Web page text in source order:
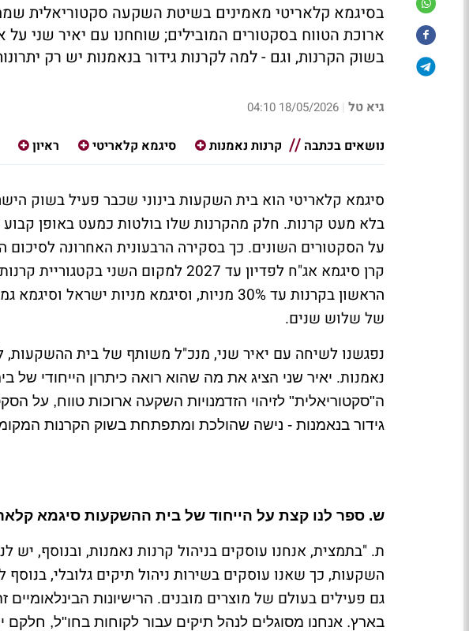
בסיגמא קלאריטי מאמינים בשיטת השקעה סקטוריאלית
ארוכת הטווח בסקטורים המובילים; שוחחנו עם יאיר שני
בשוק הקרנות, וגם - למה לקרנות גידור בנאמנות יש רק
גיא טל |
18/05/2026 04:10
נושאים בכתבה
קרנות נאמנות סיגמא קלאריטי ראיון
סיגמא קלאריטי הוא בית השקעות בינוני שכבר פעיל בשוק
בלא מעט קרנות. חלק מהקרנות שלו בולטות כמעט באופן קבוע
הראשון בקרנות עד 30% מניות, וסיגמא מניות
של שלוש שנים.
נפגשנו לשיחה עם יאיר שני, מנכ"ל משותף של בית
נאמנות. יאיר שני הציג את מה שהוא רואה כיתרון הייחודי של
ה"סקטוריאלית" לזיהוי הזדמנויות השקעה ארוכות טווח, על
גידור בנאמנות - נישה שהולכת ומתפתחת בשוק הקרנות
ש. ספר לנו קצת על הייחוד של בית ההשקעות סיגמא
ת. "בתמצית, אנחנו עוסקים בניהול קרנות נאמנות, ובנוסף, יש
השקעות, כך שאנו עוסקים בשירות ניהול תיקים גלובלי, בנוסף
גם פעילים בעולם של מוצרים מובנים. הרישיונות
בארץ. אנחנו מסוגלים לנהל תיקים עבור לקוחות בחו"ל,